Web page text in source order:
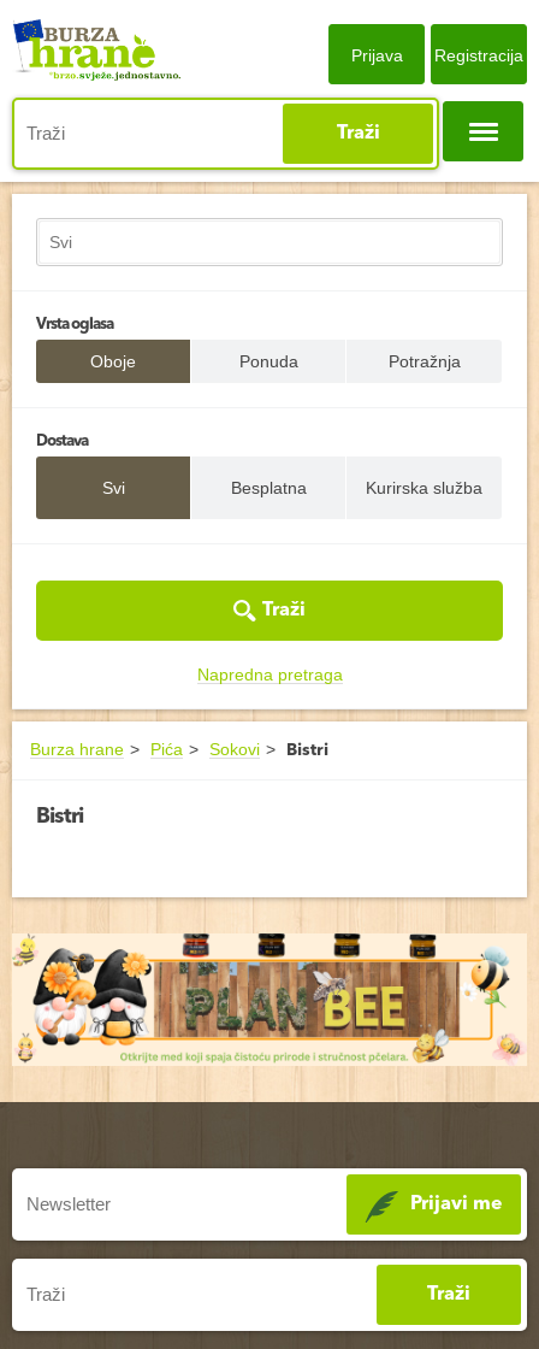
Traži
Prijava Registracija
Vrsta oglasa
Oboje Ponuda Potražnja
Dostava
Svi Besplatna Kurirska služba
Traži
Napredna pretraga
Burza hrane Pića Sokovi Bistri
Bistri
Prijavi me
Traži